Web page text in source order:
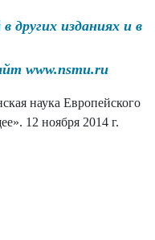
других изданиях и в
www.nsmu.ru
наука Европейского
12 ноября 2014 г.